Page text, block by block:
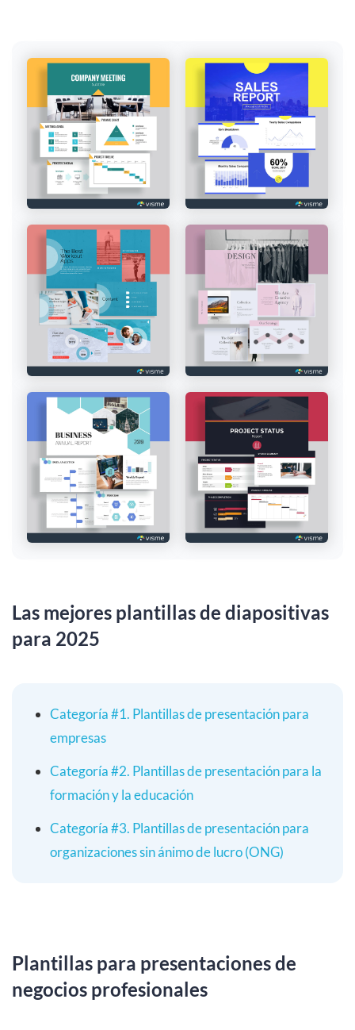
Las mejores plantillas de diapositivas
para 2025
Categoría #1. Plantillas de presentación para
empresas
Categoría #2. Plantillas de presentación para la
formación y la educación
Categoría #3. Plantillas de presentación para
organizaciones sin ánimo de lucro (ONG)
Plantillas para presentaciones de
negocios profesionales